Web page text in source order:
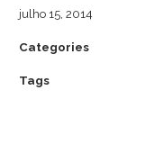
julho 15, 2014
Categories
Tags